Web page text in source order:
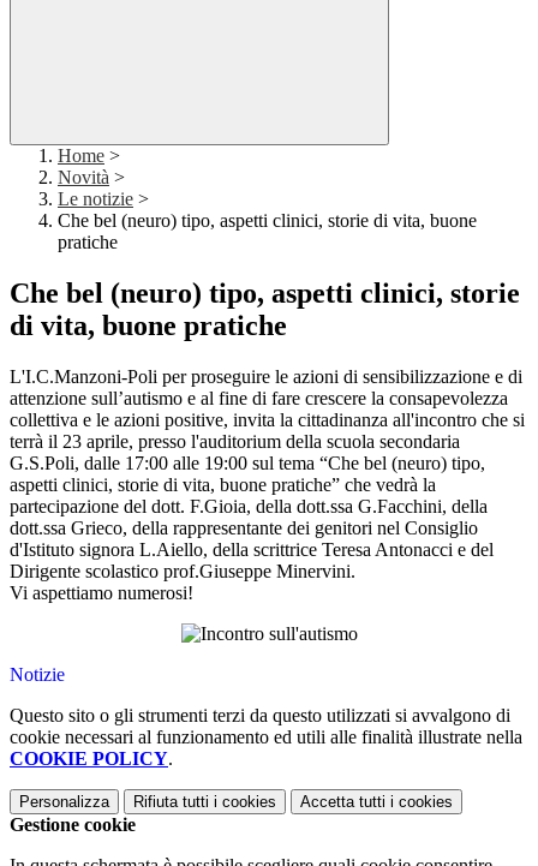
Home >
Novità >
Le notizie >
Che bel (neuro) tipo, aspetti clinici, storie di vita, buone
pratiche
Che bel (neuro) tipo, aspetti clinici, storie
di vita, buone pratiche
L'I.C.Manzoni-Poli per proseguire le azioni di sensibilizzazione e di
attenzione sull’autismo e al fine di fare crescere la consapevolezza
collettiva e le azioni positive, invita la cittadinanza all'incontro che si
terrà il 23 aprile, presso l'auditorium della scuola secondaria
G.S.Poli, dalle 17:00 alle 19:00 sul tema “Che bel (neuro) tipo,
aspetti clinici, storie di vita, buone pratiche” che vedrà la
partecipazione del dott. F.Gioia, della dott.ssa G.Facchini, della
dott.ssa Grieco, della rappresentante dei genitori nel Consiglio
d'Istituto signora L.Aiello, della scrittrice Teresa Antonacci e del
Dirigente scolastico prof.Giuseppe Minervini.
Vi aspettiamo numerosi!
Notizie
Questo sito o gli strumenti terzi da questo utilizzati si avvalgono di
cookie necessari al funzionamento ed utili alle finalità illustrate nella
COOKIE POLICY.
Personalizza Rifiuta tutti i cookies Accetta tutti i cookies
Gestione cookie